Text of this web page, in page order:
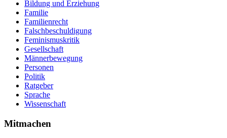
Bildung und Erziehung
Familie
Familienrecht
Falschbeschuldigung
Feminismuskritik
Gesellschaft
Männerbewegung
Personen
Politik
Ratgeber
Sprache
Wissenschaft
Mitmachen